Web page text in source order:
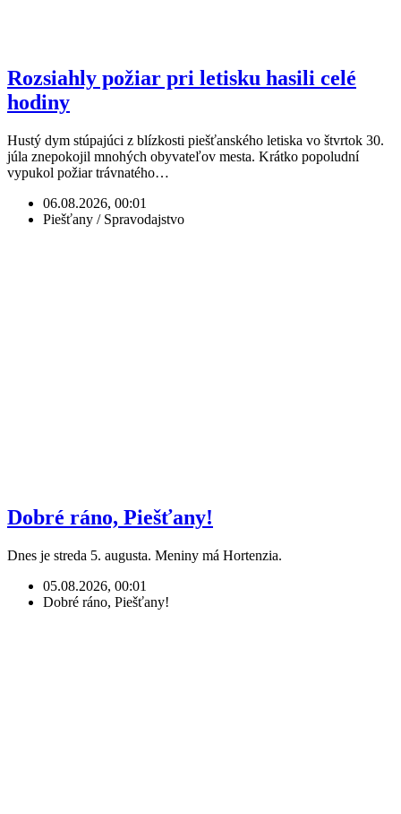
Rozsiahly požiar pri letisku hasili celé
hodiny
Hustý dym stúpajúci z blízkosti piešťanského letiska vo štvrtok 30.
júla znepokojil mnohých obyvateľov mesta. Krátko popoludní
vypukol požiar trávnatého…
06.08.2026, 00:01
Piešťany / Spravodajstvo
Dobré ráno, Piešťany!
Dnes je streda 5. augusta. Meniny má Hortenzia.
05.08.2026, 00:01
Dobré ráno, Piešťany!